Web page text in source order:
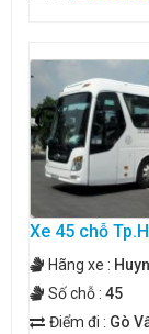
Xe 45 chỗ
Hãng xe :
Số chỗ : 45
Điểm đi : Gò